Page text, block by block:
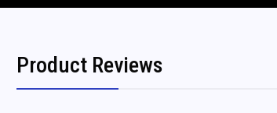
Product Reviews